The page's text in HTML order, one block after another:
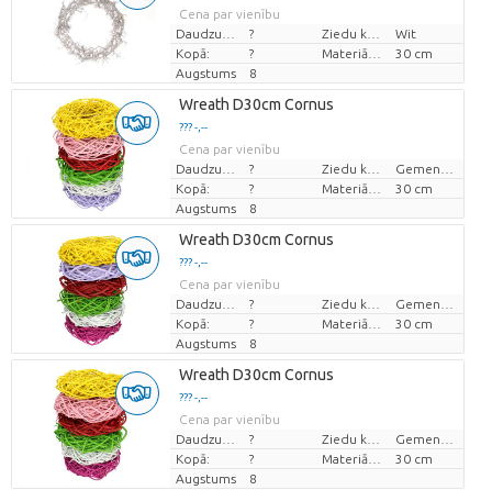
Cena par vienību
?
Wit
Kopā:
?
30 cm
Augstums
8
Wreath D30cm Cornus
??? -,--
Cena par vienību
?
Kopā:
?
30 cm
Augstums
8
Wreath D30cm Cornus
??? -,--
Cena par vienību
?
Kopā:
?
30 cm
Augstums
8
Wreath D30cm Cornus
??? -,--
Cena par vienību
?
Kopā:
?
30 cm
Augstums
8